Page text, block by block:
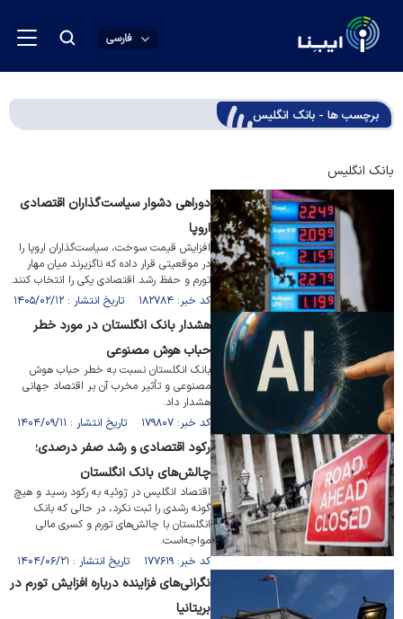
فارسی
برچسب ها - بانک انگلیس
بانک انگلیس
دوراهی دشوار سیاست‌گذاران اقتصادی
اروپا
افزایش قیمت سوخت، سیاست‌گذاران اروپا را
در موقعیتی قرار داده که ناگزیرند میان مهار
تورم و حفظ رشد اقتصادی یکی را انتخاب کنند.
کد خبر: ۱۸۲۷۸۴ تاریخ انتشار : ۱۴۰۵/۰۲/۱۲
هشدار بانک انگلستان در مورد خطر
حباب هوش مصنوعی
بانک انگلستان نسبت به خطر حباب هوش
مصنوعی و تأثیر مخرب آن بر اقتصاد جهانی
هشدار داد.
کد خبر: ۱۷۹۸۰۷ تاریخ انتشار : ۱۴۰۴/۰۹/۱۱
رکود اقتصادی و رشد صفر درصدی؛
چالش‌های بانک انگلستان
اقتصاد انگلیس در ژوئیه به رکود رسید و هیچ
گونه رشدی را ثبت نکرد، در حالی که بانک
انگلستان با چالش‌های تورم و کسری مالی
مواجه‌است.
کد خبر: ۱۷۷۶۱۹ تاریخ انتشار : ۱۴۰۴/۰۶/۲۱
نگرانی‌های فزاینده درباره افزایش تورم در
بریتانیا